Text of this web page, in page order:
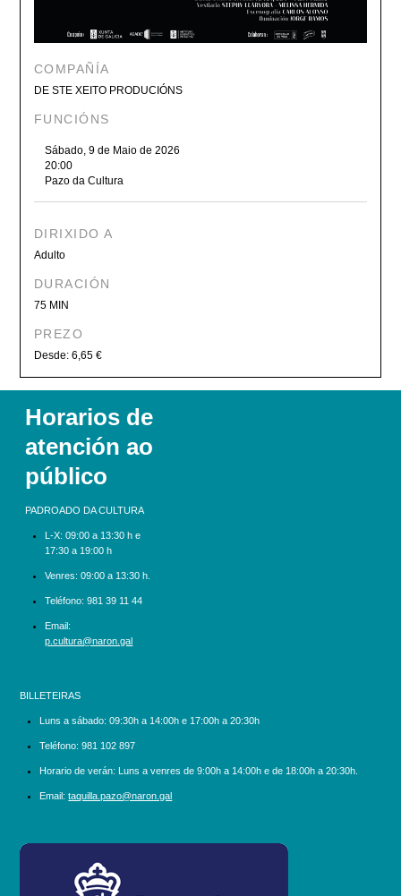
COMPAÑÍA
DE STE XEITO PRODUCIÓNS
FUNCIÓNS
Sábado, 9 de Maio de 2026
20:00
Pazo da Cultura
DIRIXIDO A
Adulto
DURACIÓN
75 MIN
PREZO
Desde: 6,65 €
Horarios de
atención ao
público
PADROADO DA CULTURA
L-X: 09:00 a 13:30 h e
17:30 a 19:00 h
Venres: 09:00 a 13:30 h.
Teléfono: 981 39 11 44
Email:
p.cultura@naron.gal
BILLETEIRAS
Luns a sábado: 09:30h a 14:00h e 17:00h a 20:30h
Teléfono: 981 102 897
Horario de verán: Luns a venres de 9:00h a 14:00h e de 18:00h a 20:30h.
Email: taquilla.pazo@naron.gal
logo_depcoruna.png